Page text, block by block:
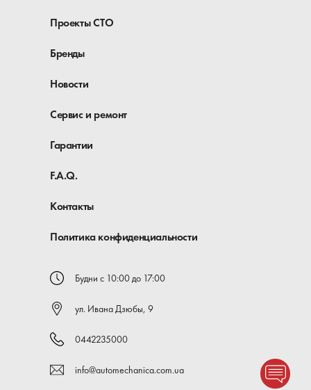
Проекты СТО
Бренды
Новости
Сервис и ремонт
Гарантии
F.A.Q.
Контакты
Политика конфиденциальности
Будни с 10:00 до 17:00
ул. Ивана Дзюбы, 9
0442235000
info@automechanica.com.ua